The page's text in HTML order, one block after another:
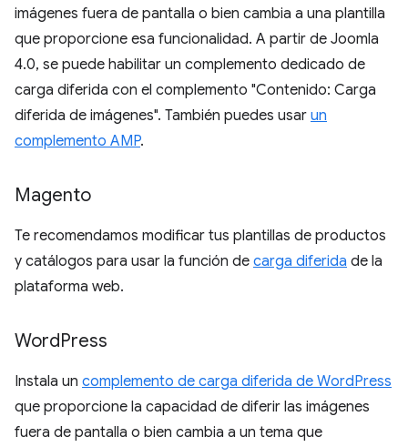
imágenes fuera de pantalla o bien cambia a una plantilla
que proporcione esa funcionalidad. A partir de Joomla
4.0, se puede habilitar un complemento dedicado de
carga diferida con el complemento "Contenido: Carga
diferida de imágenes". También puedes usar un
complemento AMP.
Magento
Te recomendamos modificar tus plantillas de productos
y catálogos para usar la función de carga diferida de la
plataforma web.
WordPress
Instala un complemento de carga diferida de WordPress
que proporcione la capacidad de diferir las imágenes
fuera de pantalla o bien cambia a un tema que